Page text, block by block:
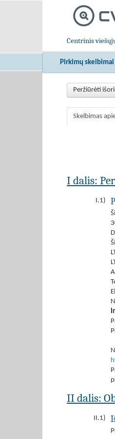
Centrinis
Pirkimų skelbimai
Peržiūrėti
Skelbimas
I dalis:
I.1)
II dalis:
II.1)